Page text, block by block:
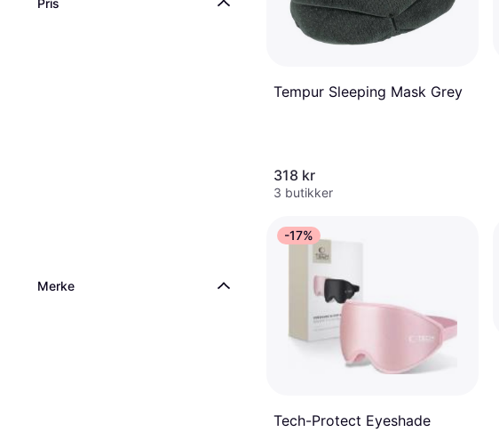
Pris
Merke
Tempur Sleeping Mask Grey
318 kr
3 butikker
-17%
Tech-Protect Eyeshade